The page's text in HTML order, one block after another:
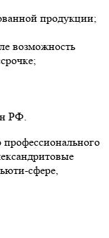
продукции;
возможность
РФ.
сфере,